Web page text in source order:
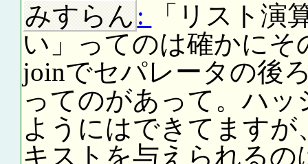
みすらん :
「リスト演
い」ってのは確かに
joinでセパレータの後
ってのがあって。ハ
ようにはできてます
キストを与えられる